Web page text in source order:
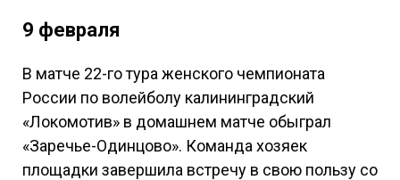
9 февраля
В матче 22-го тура женского чемпионата
России по волейболу калининградский
«Локомотив» в домашнем матче обыграл
«Заречье-Одинцово». Команда хозяек
площадки завершила встречу в свою пользу со